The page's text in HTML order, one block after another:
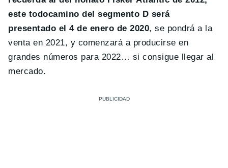
este todocamino del segmento D será
presentado el 4 de enero de 2020, se pondrá a la
venta en 2021, y comenzará a producirse en
grandes números para 2022… si consigue llegar al
mercado.